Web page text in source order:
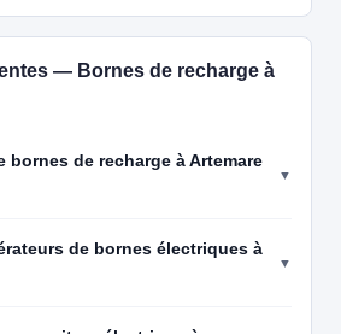
— Bornes de recharge à
bornes de recharge à Artemare
de bornes électriques à